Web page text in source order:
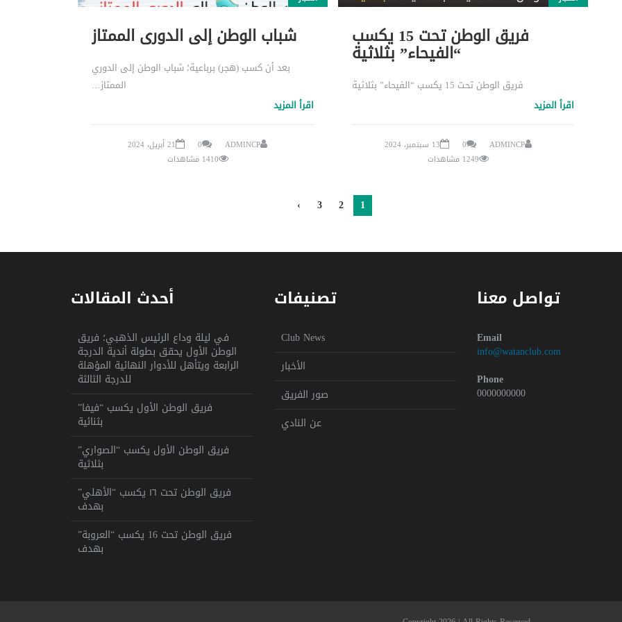
فريق الوطن تحت 15 يكسب
“الفيحاء” بثلاثية
فريق الوطن تحت 15 يكسب “الفيحاء” بثلاثية
اقرأ المزيد
ADMINCP
0
13 سبتمبر، 2024
1249 مشاهدات
شباب الوطن إلى الدوري الممتاز
بعد أن كسب (هجر) برباعية؛ شباب الوطن إلى الدوري
الممتاز…
اقرأ المزيد
ADMINCP
0
21 أبريل، 2024
1410 مشاهدات
1
2
3
›
أحدث المقالات
في ليلة وداع الرئيس الذهبي؛ فريق
الوطن الأول يحقق بطولة أندية الدرجة
الرابعة ويتأهل للأدوار النهائية المؤهلة
للدرجة الثالثة
فريق الوطن الأول يكسب “فيفا”
بثنائية
فريق الوطن الأول يكسب “الصواري”
بثلاثية
فريق الوطن تحت ١٦ يكسب “الأهلي”
بهدف
فريق الوطن تحت 16 يكسب “العروبة”
بهدف
تصنيفات
Club News
الأخبار
صور الفريق
عن النادي
تواصل معنا
Email
info@watanclub.com
Phone
0000000000